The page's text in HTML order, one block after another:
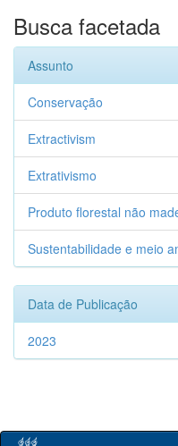
Busca facetada
Assunto
Conservação
Extractivism
Extrativismo
Produto florestal não
Sustentabilidade e meio
Data de Publicação
2023